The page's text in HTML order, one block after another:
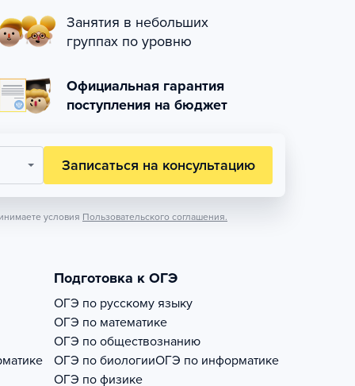
Занятия в небольших
группах по уровню
Официальная гарантия
поступления на бюджет
Записаться на консультацию
условия Пользовательского соглашения.
Подготовка к ОГЭ
ОГЭ по русскому языку
ОГЭ по математике
ОГЭ по обществознанию
ОГЭ по биологииОГЭ по информатике
ОГЭ по физике